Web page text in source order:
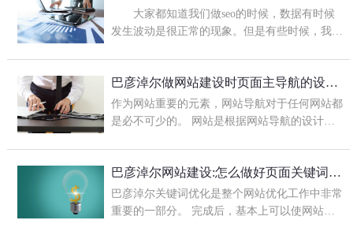
大家都知道我们做seo的时候，数据有时候
发生波动是很正常的现象。但是有些时候，我们
巴彦淖尔做网站建设时页面主导航的设计怎么做
作为网站重要的元素，网站导航对于任何网站都
是必不可少的。 网站是根据网站导航的设计来
巴彦淖尔网站建设:怎么做好页面关键词优化的技
巴彦淖尔关键词优化是整个网站优化工作中非常
重要的一部分。 完成后，基本上可以使网站站